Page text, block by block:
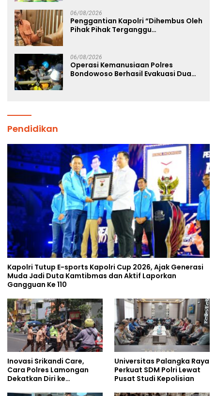
06/08/2026
Penggantian Kapolri “Dihembus Oleh
Pihak Pihak Terganggu
06/08/2026
Operasi Kemanusiaan Polres
Bondowoso Berhasil Evakuasi Dua
Pendidikan
Kapolri Tutup E-sports Kapolri Cup 2026, Ajak Generasi
Muda Jadi Duta Kamtibmas dan Aktif Laporkan
Gangguan Ke 110
Inovasi Srikandi Care,
Cara Polres Lamongan
Dekatkan Diri ke
Universitas Palangka Raya
Perkuat SDM Polri Lewat
Pusat Studi Kepolisian